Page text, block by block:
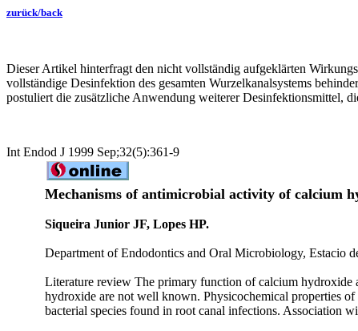
zurück/back
Dieser Artikel hinterfragt den nicht vollständig aufgeklärten
vollständige Desinfektion des gesamten Wurzelkanalsystems
postuliert die zusätzliche Anwendung weiterer Desinfektionsmittel,
Int Endod J 1999 Sep;32(5):361-9
Mechanisms of antimicrobial activity of calcium
Siqueira Junior JF, Lopes HP.
Department of Endodontics and Oral Microbiology, Estacio
Literature review The primary function of calcium hydroxide
hydroxide are not well known. Physicochemical properties
bacterial species found in root canal infections. Association